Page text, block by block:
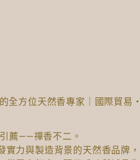
全方位天然香專家｜國際貿易・
薦——禪香不二。
實力與製造背景的天然香品牌